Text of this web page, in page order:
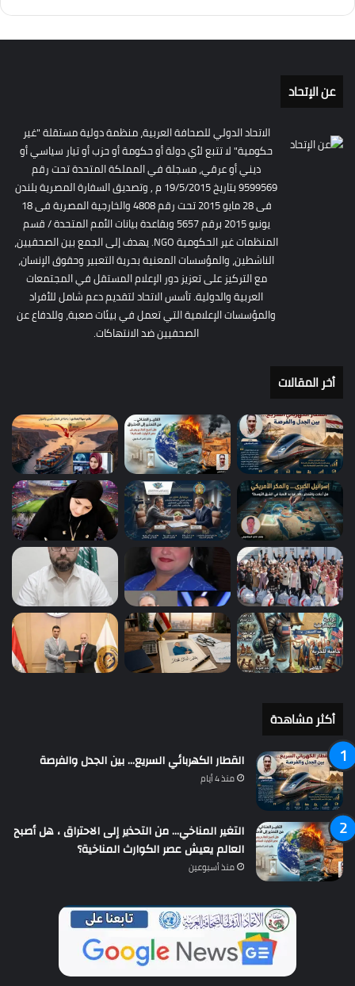
عن الإتحاد
الاتحاد الدولي للصحافة العربية، منظمة دولية مستقلة "غير
حكومية" لا تتبع لأي دولة أو حكومة أو حزب أو تيار سياسي أو
ديني أو عرقي، مسجلة في المملكة المتحدة تحت رقم
9599569 بتاريخ 19/5/2015 م , وتصديق السفارة المصرية بلندن
فى 28 مايو 2015 تحت رقم 4808 والخارجية المصرية فى 18
يونيو 2015 برقم 5657 وبقاعدة بيانات الأمم المتحدة / قسم
المنظمات غير الحكومية NGO. يهدف إلى الجمع بين الصحفيين،
الناشطين، والمؤسسات المعنية بحرية التعبير وحقوق الإنسان،
مع التركيز على تعزيز دور الإعلام المستقل في المجتمعات
العربية والدولية. تأسس الاتحاد لتقديم دعم شامل للأفراد
والمؤسسات الإعلامية التي تعمل في بيئات صعبة، وللدفاع عن
الصحفيين ضد الانتهاكات.
أخر المقالات
أكثر مشاهدة
القطار الكهربائي السريع… بين الجدل والفرصة
منذ 4 أيام
التغير المناخي… من التحذير إلى الاحتراق ، هل أصبح
العالم يعيش عصر الكوارث المناخية؟
منذ أسبوعين